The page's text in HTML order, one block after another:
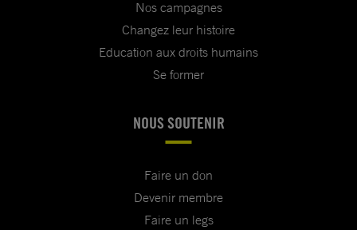
Nos campagnes
Changez leur histoire
Education aux droits humains
Se former
NOUS SOUTENIR
Faire un don
Devenir membre
Faire un legs